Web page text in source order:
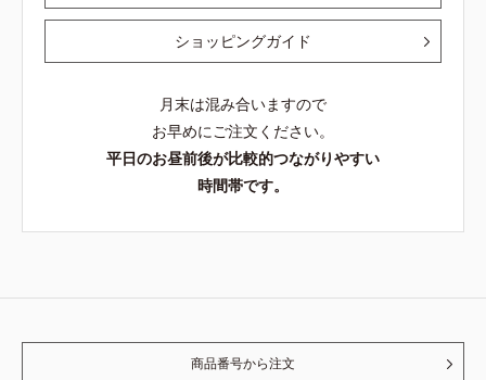
ショッピングガイド
月末は混み合いますので
お早めにご注文ください。
平日のお昼前後が比較的つながりやすい
時間帯です。
商品番号から注文